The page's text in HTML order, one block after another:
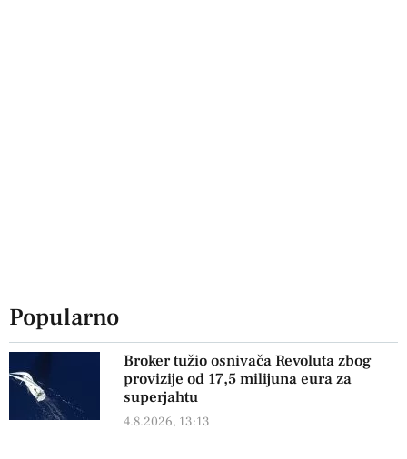
Popularno
Broker tužio osnivača Revoluta zbog
provizije od 17,5 milijuna eura za
superjahtu
4.8.2026, 13:13